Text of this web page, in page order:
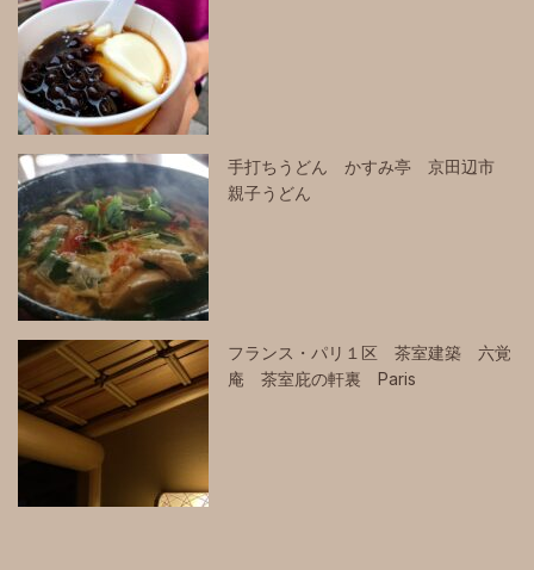
手打ちうどん かすみ亭 京田辺市
親子うどん
フランス・パリ１区 茶室建築 六覚
庵 茶室庇の軒裏 Paris